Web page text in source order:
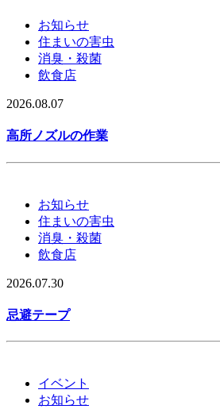
お知らせ
住まいの害虫
消臭・殺菌
飲食店
2026.08.07
高所ノズルの作業
お知らせ
住まいの害虫
消臭・殺菌
飲食店
2026.07.30
忌避テープ
イベント
お知らせ